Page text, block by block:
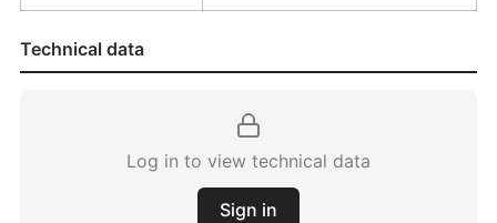
Technical data
Log in to view technical data
Sign in